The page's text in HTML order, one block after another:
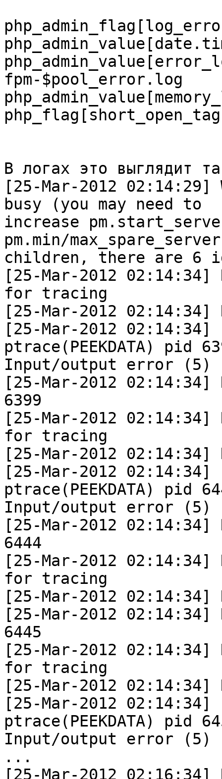
fpm-$pool_error.log
В логах это выглядит
[25-Mar-2012 02:14:29]
busy (you may need to
increase
pm.min/
children, there are 6
[25-Mar-2012 02:14:34]
for tracing
[25-Mar-2012
[25-Mar-2012 02:14:34]
ptrace(PEEKDATA) pid
Input/output error (5)
[25-Mar-2012
6399
[25-Mar-2012 02:14:34]
for tracing
[25-Mar-2012
[25-Mar-2012 02:14:34]
ptrace(PEEKDATA) pid
Input/output error (5)
[25-Mar-2012
6444
[25-Mar-2012 02:14:34]
for tracing
[25-Mar-2012
[25-Mar-2012
6445
[25-Mar-2012 02:14:34]
for tracing
[25-Mar-2012
[25-Mar-2012 02:14:34]
ptrace(PEEKDATA) pid
Input/output error (5)
...
[25-Mar-2012 02:16:34]